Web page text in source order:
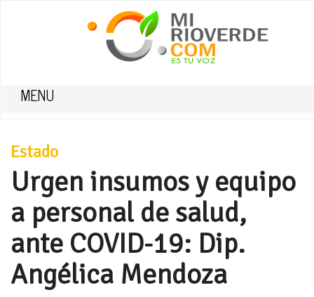
MENU
Estado
Urgen insumos y equipo
a personal de salud,
ante COVID-19: Dip.
Angélica Mendoza